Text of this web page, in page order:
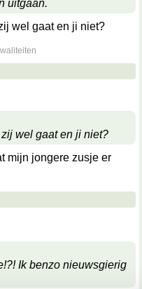
uitgaan.
wel gaat en ji niet?
wel gaat en ji niet?
mijn jongere zusje er
Ik benzo nieuwsgierig